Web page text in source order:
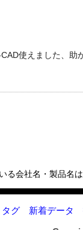
使えました、助
る会社名・製品名
タグ 新着データ